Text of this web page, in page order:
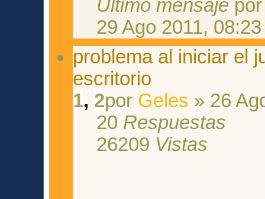
Último mensaje
29 Ago 2011, 08:23
problema al iniciar el
escritorio
1, 2por Geles » 26
20 Respuestas
26209 Vistas